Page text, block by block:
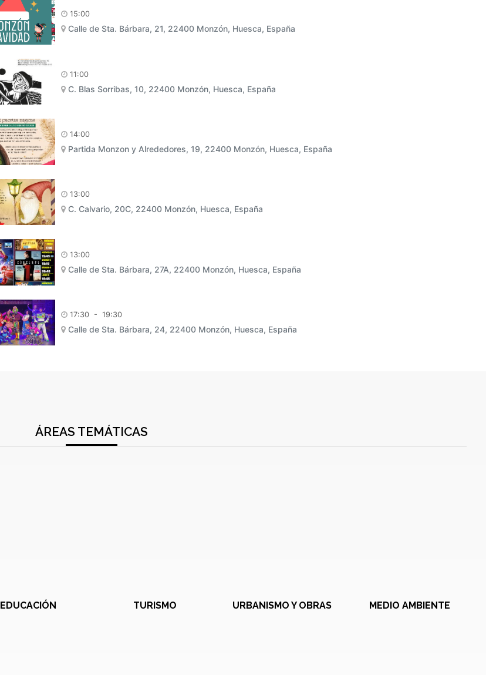
15:00
Calle de Sta. Bárbara, 21, 22400 Monzón, Huesca, España
11:00
C. Blas Sorribas, 10, 22400 Monzón, Huesca, España
14:00
Partida Monzon y Alrededores, 19, 22400 Monzón, Huesca, España
13:00
C. Calvario, 20C, 22400 Monzón, Huesca, España
13:00
Calle de Sta. Bárbara, 27A, 22400 Monzón, Huesca, España
17:30 - 19:30
Calle de Sta. Bárbara, 24, 22400 Monzón, Huesca, España
ÁREAS TEMÁTICAS
EDUCACIÓN TURISMO URBANISMO Y OBRAS MEDIO AMBIENTE